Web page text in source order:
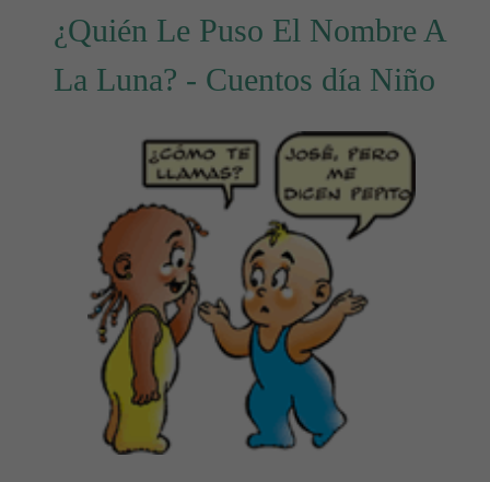
¿Quién Le Puso El Nombre A
La Luna? - Cuentos día Niño